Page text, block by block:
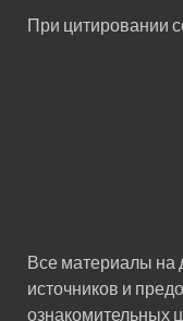
При цитировании
Все материалы на
источников и
ознакомительных